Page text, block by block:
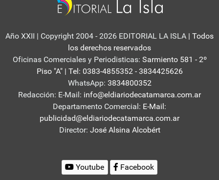
Año XXII | Copyright 2004 - 2026 EDITORIAL LA ISLA | Todos
los derechos reservados
Oficinas Comerciales y Periodisticas: Sarmiento 581 - 2º
Piso "A" | Tel: 0383-4855352 - 3834425626
WhatsApp: 3834800352
Redacción: E-Mail: info@eldiariodecatamarca.com.ar
Departamento Comercial: E-Mail:
publicidad@eldiariodecatamarca.com.ar
Director: José Alsina Alcobért
Youtube Facebook